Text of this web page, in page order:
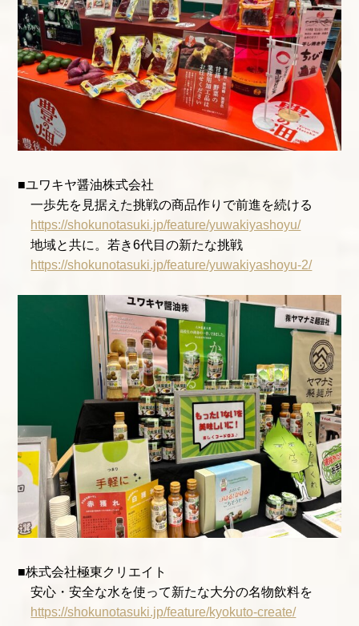
■ユワキヤ醤油株式会社
一歩先を見据えた挑戦の商品作りで前進を続ける
https://shokunotasuki.jp/feature/yuwakiyashoyu/
地域と共に。若き6代目の新たな挑戦
https://shokunotasuki.jp/feature/yuwakiyashoyu-2/
■株式会社極東クリエイト
安心・安全な水を使って新たな大分の名物飲料を
https://shokunotasuki.jp/feature/kyokuto-create/